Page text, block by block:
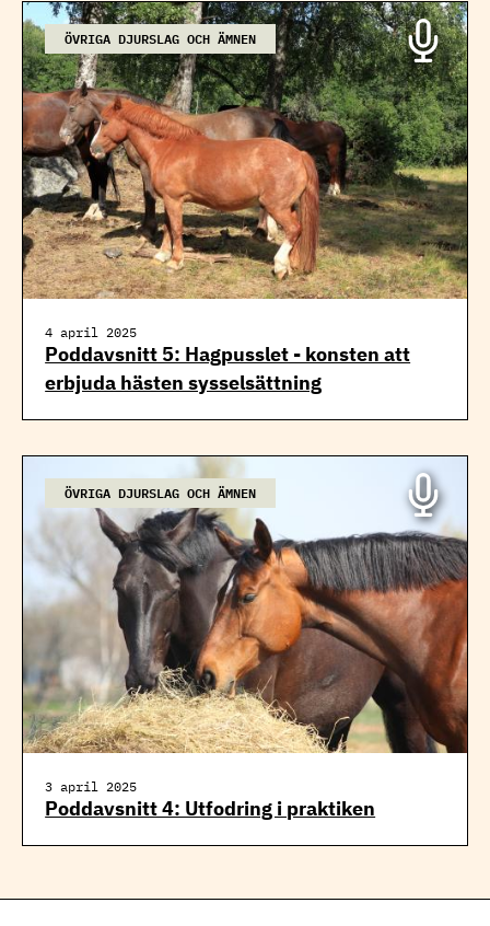
ÖVRIGA DJURSLAG OCH ÄMNEN
4 april 2025
Poddavsnitt 5: Hagpusslet - konsten att
erbjuda hästen sysselsättning
ÖVRIGA DJURSLAG OCH ÄMNEN
3 april 2025
Poddavsnitt 4: Utfodring i praktiken